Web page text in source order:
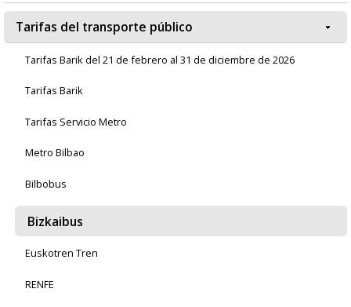
principal
Tarifas del transporte público
Tarifas Barik del 21 de febrero al 31 de diciembre de 2026
Tarifas Barik
Tarifas Servicio Metro
Metro Bilbao
Bilbobus
Bizkaibus
Euskotren Tren
RENFE